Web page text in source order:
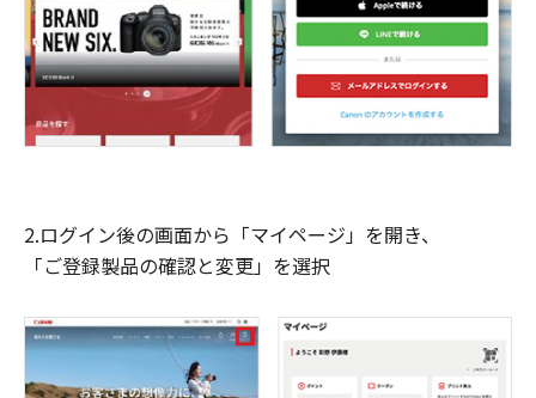
2.ログイン後の画面から「マイページ」を開き、
「ご登録製品の確認と変更」を選択